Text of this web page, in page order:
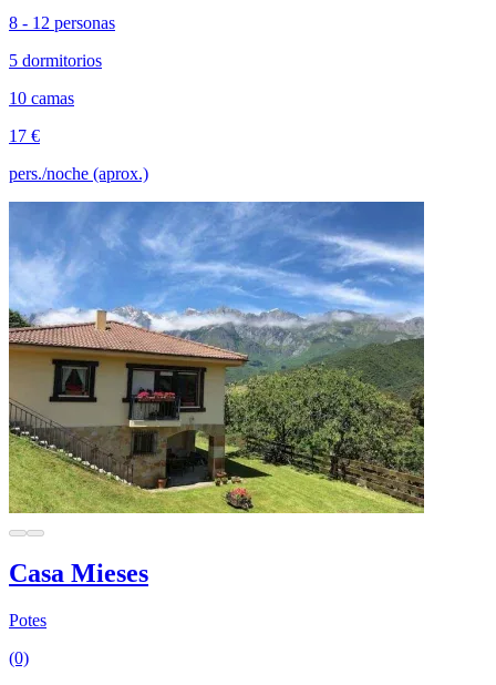
8 - 12 personas
5 dormitorios
10 camas
17 €
pers./noche (aprox.)
Casa Mieses
Potes
(0)